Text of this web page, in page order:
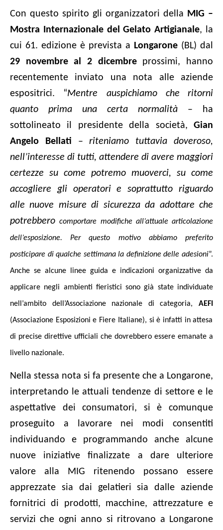
Con questo spirito gli organizzatori della MIG –
Mostra Internazionale del Gelato Artigianale,
la
cui 61. edizione è prevista a Longarone (BL) dal
29 novembre al 2 dicembreprossimi, hanno
recentemente inviato una nota alle aziende
espositrici. “Mentre auspichiamo che
ritorni
quanto prima una certa normalità – ha
sottolineato il presidente della società, Gian
Angelo Bellati –riteniamo tuttavia doveroso,
nell’interesse di tutti, attendere di avere maggiori
certezze su come potremo muoverci, su come
accogliere gli operatori e soprattutto riguardo
alle nuove misure di sicurezza da adottare che
potrebberocomportare modifiche all’attuale articolazione
dell’esposizione. Per questo motivo abbiamo preferito
posticipare di qualche settimana la definizione delle adesioni”.
Anche se alcune linee guida e indicazioni organizzative da
applicare negli ambienti fieristici sono già state individuate
nell’ambito dell’Associazione nazionale di categoria, AEFI
(Associazione Esposizioni e Fiere Italiane), si è infatti in attesa
di precise direttive ufficiali che dovrebbero essere emanate a
livello nazionale.
Nella stessa nota si fa presente che a Longarone,
interpretando le attuali tendenze di settore e le
aspettative dei consumatori, si è comunque
proseguito a lavorare nei modi consentiti
individuando e programmando anche alcune
nuove iniziative finalizzate a dare ulteriore
valore alla MIG ritenendo possano essere
apprezzate sia dai gelatieri sia dalle aziende
fornitrici di prodotti, macchine, attrezzature e
servizi che ogni anno si ritrovano a Longarone